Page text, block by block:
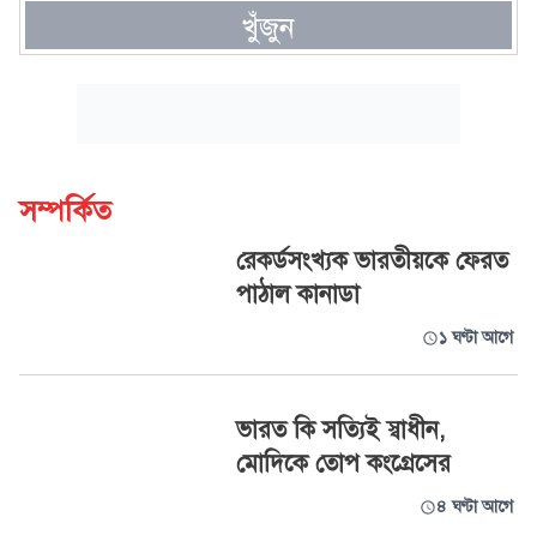
খুঁজুন
সম্পর্কিত
রেকর্ডসংখ্যক ভারতীয়কে ফেরত
পাঠাল কানাডা
১ ঘণ্টা আগে
ভারত কি সত্যিই স্বাধীন,
মোদিকে তোপ কংগ্রেসের
৪ ঘণ্টা আগে